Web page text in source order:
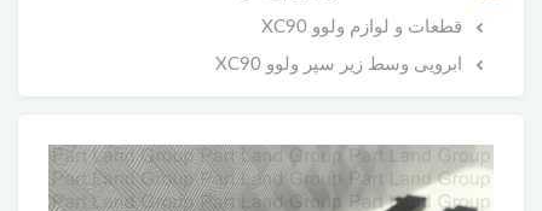
قطعات و لوازم ولوو XC90
ابرویی وسط زیر سپر ولوو XC90